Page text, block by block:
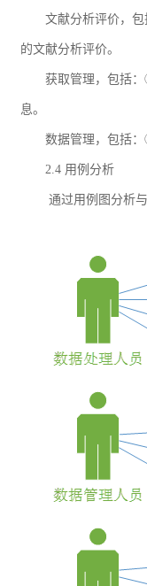
文献分析评价，
的文献分析评价。
获取管理，包括
息。
数据管理，包括
2.4 用例分析
通过用例图分析